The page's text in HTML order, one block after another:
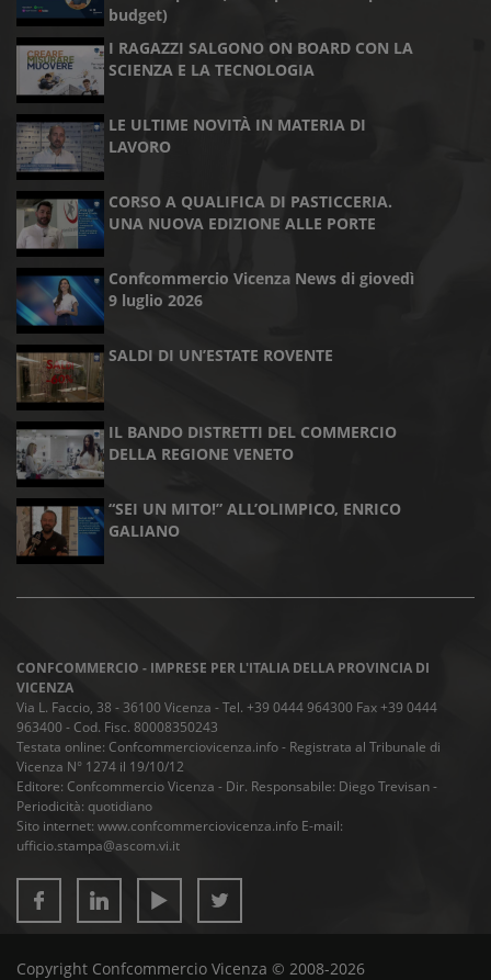
budget)
I RAGAZZI SALGONO ON BOARD CON LA
SCIENZA E LA TECNOLOGIA
LE ULTIME NOVITÀ IN MATERIA DI
LAVORO
CORSO A QUALIFICA DI PASTICCERIA.
UNA NUOVA EDIZIONE ALLE PORTE
Confcommercio Vicenza News di giovedì
9 luglio 2026
SALDI DI UN’ESTATE ROVENTE
IL BANDO DISTRETTI DEL COMMERCIO
DELLA REGIONE VENETO
“SEI UN MITO!” ALL’OLIMPICO, ENRICO
GALIANO
CONFCOMMERCIO - IMPRESE PER L'ITALIA DELLA PROVINCIA DI
VICENZA
Via L. Faccio, 38 - 36100 Vicenza - Tel. +39 0444 964300 Fax +39 0444
963400 - Cod. Fisc. 80008350243
Testata online: Confcommerciovicenza.info - Registrata al Tribunale di
Vicenza N° 1274 il 19/10/12
Editore: Confcommercio Vicenza - Dir. Responsabile: Diego Trevisan -
Periodicità: quotidiano
Sito internet: www.confcommerciovicenza.info E-mail:
ufficio.stampa@ascom.vi.it
Copyright Confcommercio Vicenza © 2008-2026